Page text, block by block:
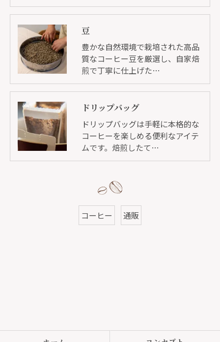
豆
豊かな自然環境で栽培された高品
質なコーヒー豆を厳選し、自家焙
煎で丁寧に仕上げた…
ドリップバッグ
ドリップバッグは手軽に本格的な
コーヒーを楽しめる便利なアイテ
ムです。焙煎したて…
コーヒー 通販